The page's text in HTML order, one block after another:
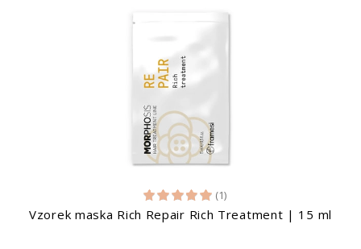
(1)
Vzorek maska Rich Repair Rich Treatment | 15 ml